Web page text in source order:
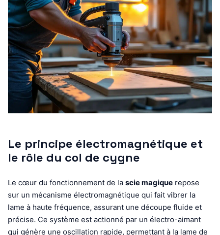
Le principe électromagnétique et
le rôle du col de cygne
Le cœur du fonctionnement de la scie magique repose
sur un mécanisme électromagnétique qui fait vibrer la
lame à haute fréquence, assurant une découpe fluide et
précise. Ce système est actionné par un électro-aimant
qui génère une oscillation rapide, permettant à la lame de